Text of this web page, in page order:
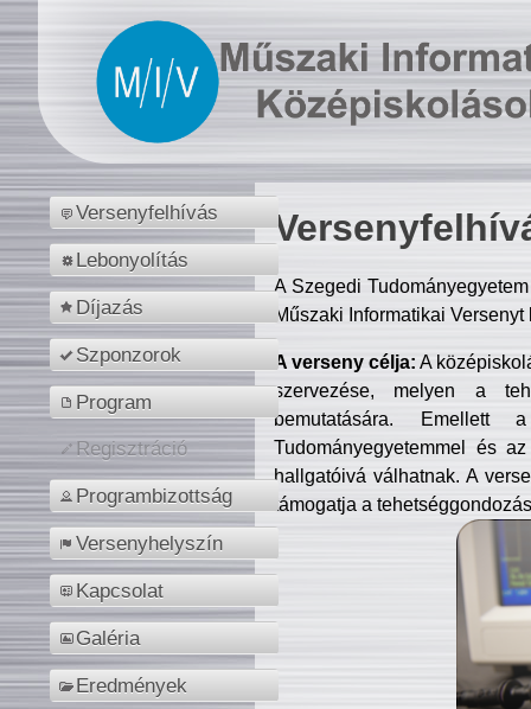
Versenyfelhívás
Lebonyolítás
Díjazás
Szponzorok
Program
Regisztráció
Programbizottság
Versenyhelyszín
Kapcsolat
Galéria
Eredmények
A Szegedi
Műszaki Informatikai
A verseny célja: A
szervezése, melyen a
bemutatására. Emellett
Tudományegyetemmel és
hallgatóivá válhatnak. A
támogatja a